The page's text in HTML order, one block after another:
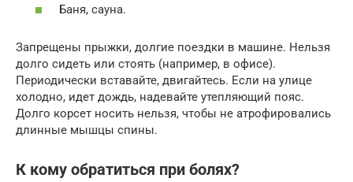
Баня, сауна.
Запрещены прыжки, долгие поездки в машине. Нельзя
долго сидеть или стоять (например, в офисе).
Периодически вставайте, двигайтесь. Если на улице
холодно, идет дождь, надевайте утепляющий пояс.
Долго корсет носить нельзя, чтобы не атрофировались
длинные мышцы спины.
К кому обратиться при болях?